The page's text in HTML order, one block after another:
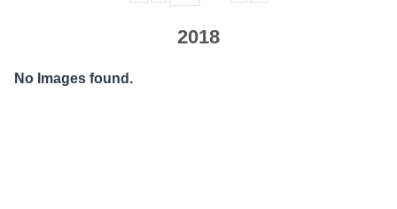
2018
No Images found.